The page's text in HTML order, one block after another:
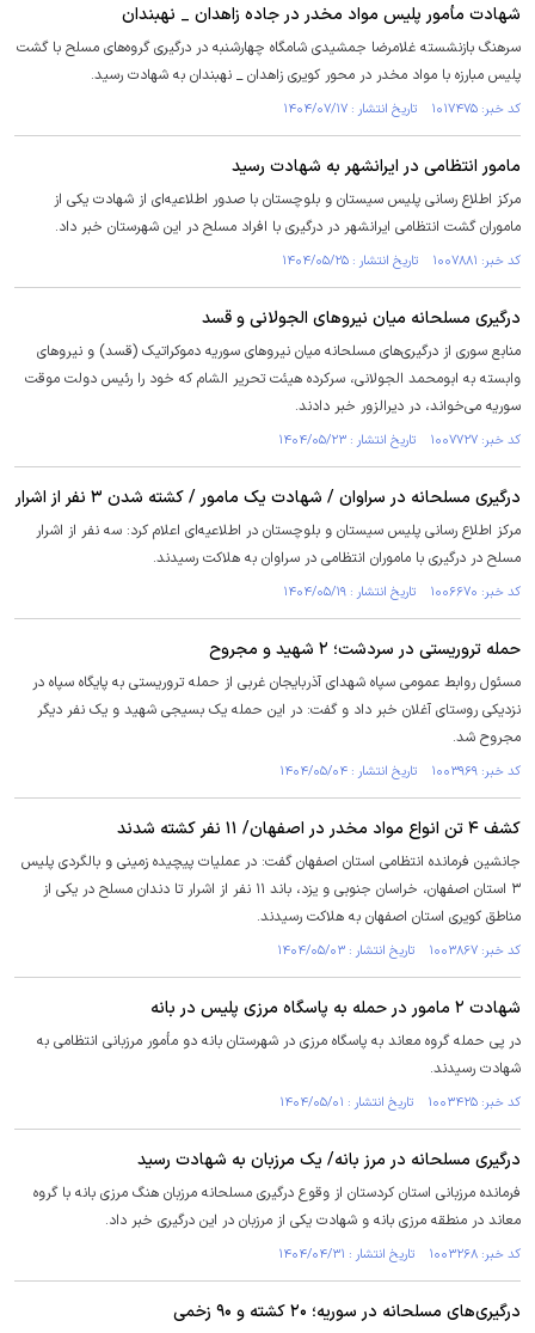
شهادت مأمور پلیس مواد مخدر در جاده زاهدان _ نهبندان
سرهنگ بازنشسته غلامرضا جمشیدی شامگاه چهارشنبه در درگیری گروه‌های مسلح با گشت
پلیس مبارزه با مواد مخدر در محور کویری زاهدان _ نهبندان به شهادت رسید.
کد خبر: ۱۰۱۷۴۷۵ تاریخ انتشار : ۱۴۰۴/۰۷/۱۷
مامور انتظامی در ایرانشهر به شهادت رسید
مرکز اطلاع رسانی پلیس سیستان و بلوچستان با صدور اطلاعیه‌ای از شهادت یکی از
ماموران گشت انتظامی ایرانشهر در درگیری با افراد مسلح در این شهرستان خبر داد.
کد خبر: ۱۰۰۷۸۸۱ تاریخ انتشار : ۱۴۰۴/۰۵/۲۵
درگیری مسلحانه میان نیرو‌های الجولانی و قسد
منابع سوری از درگیری‌های مسلحانه میان نیرو‌های سوریه دموکراتیک (قسد) و نیرو‌های
وابسته به ابومحمد الجولانی، سرکرده هیئت تحریر الشام که خود را رئیس دولت موقت
سوریه می‌خواند، در دیرالزور خبر دادند.
کد خبر: ۱۰۰۷۷۲۷ تاریخ انتشار : ۱۴۰۴/۰۵/۲۳
درگیری مسلحانه در سراوان / شهادت یک مامور / کشته شدن ۳ نفر از اشرار
مرکز اطلاع رسانی پلیس سیستان و بلوچستان در اطلاعیه‌ای اعلام کرد: سه نفر از اشرار
مسلح در درگیری با ماموران انتظامی در سراوان به هلاکت رسیدند.
کد خبر: ۱۰۰۶۶۷۰ تاریخ انتشار : ۱۴۰۴/۰۵/۱۹
حمله تروریستی در سردشت؛ ۲ شهید و مجروح
مسئول روابط عمومی سپاه شهدای آذربایجان غربی از حمله تروریستی به پایگاه سپاه در
نزدیکی روستای آغلان خبر داد و گفت: در این حمله یک بسیجی شهید و یک نفر دیگر
مجروح شد.
کد خبر: ۱۰۰۳۹۶۹ تاریخ انتشار : ۱۴۰۴/۰۵/۰۴
کشف ۴ تن انواع مواد مخدر در اصفهان/ ۱۱ نفر کشته شدند
جانشین فرمانده انتظامی استان اصفهان گفت: در عملیات پیچیده زمینی و بالگردی پلیس
۳ استان اصفهان، خراسان جنوبی و یزد، باند ۱۱ نفر از اشرار تا دندان مسلح در یکی از
مناطق کویری استان اصفهان به هلاکت رسیدند.
کد خبر: ۱۰۰۳۸۶۷ تاریخ انتشار : ۱۴۰۴/۰۵/۰۳
شهادت ۲ مامور در حمله به پاسگاه مرزی پلیس در بانه
در پی حمله گروه معاند به پاسگاه مرزی در شهرستان بانه دو مأمور مرزبانی انتظامی به
شهادت رسیدند.
کد خبر: ۱۰۰۳۴۲۵ تاریخ انتشار : ۱۴۰۴/۰۵/۰۱
درگیری مسلحانه در مرز بانه/ یک‌ مرزبان به شهادت رسید
فرمانده مرزبانی استان کردستان از وقوع درگیری مسلحانه مرزبان هنگ مرزی بانه با گروه
معاند در منطقه مرزی بانه و شهادت یکی از مرزبان در این درگیری خبر داد.
کد خبر: ۱۰۰۳۲۶۸ تاریخ انتشار : ۱۴۰۴/۰۴/۳۱
درگیری‌های مسلحانه در سوریه؛ ۲۰ کشته و ۹۰ زخمی